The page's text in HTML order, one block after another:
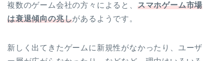
複数のゲーム会社の方々によると、 スマホゲーム市場
は衰退傾向の兆しがあるようです。
新しく出てきたゲームに新規性がなかったり、ユーザ